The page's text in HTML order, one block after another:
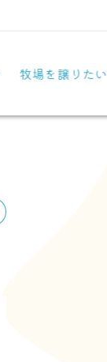
牧場を譲りたい